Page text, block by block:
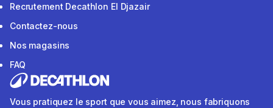
Recrutement Decathlon El Djazair
Contactez-nous
Nos magasins
FAQ
Vous pratiquez le sport que vous aimez, nous fabriquons